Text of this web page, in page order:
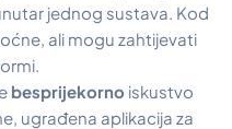
jednog sustava. Kod
ali mogu zahtijevati
besprijekorno iskustvo
ugrađena aplikacija za